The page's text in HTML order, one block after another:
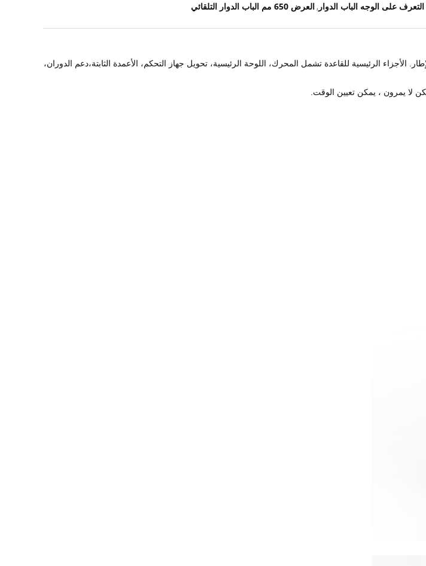
, العرض 650 مم الباب الدوار التلقائي
الأجزاء الرئيسية للقاعدة تشمل المحرك، اللوحة الرئيسية، تحويل جهاز التحكم، الأعمدة الثابتة،دعم الدوران،